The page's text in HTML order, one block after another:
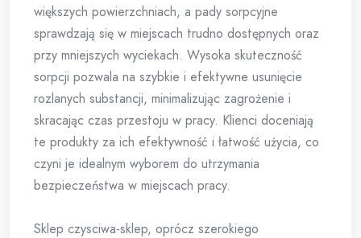
większych powierzchniach, a pady sorpcyjne
sprawdzają się w miejscach trudno dostępnych oraz
przy mniejszych wyciekach. Wysoka skuteczność
sorpcji pozwala na szybkie i efektywne usunięcie
rozlanych substancji, minimalizując zagrożenie i
skracając czas przestoju w pracy. Klienci doceniają
te produkty za ich efektywność i łatwość użycia, co
czyni je idealnym wyborem do utrzymania
bezpieczeństwa w miejscach pracy.
Sklep czysciwa-sklep, oprócz szerokiego